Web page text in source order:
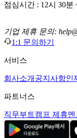
점심시간 : 12시 30분
기업 제휴 문의:
1:1 문의하기
서비스
회사소개 공지사항인
파트너스
직무부트캠프 제휴